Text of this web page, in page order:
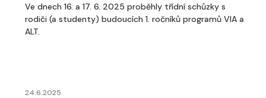
Ve dnech 16. a 17. 6. 2025 proběhly třídní schůzky s
rodiči (a studenty) budoucích 1. ročníků programů VIA a
ALT.
24.6.2025